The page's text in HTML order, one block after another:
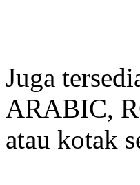
Juga
ARABIC,
atau kotak